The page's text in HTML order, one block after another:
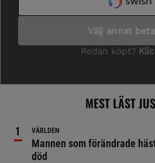
MEST LÄST
VÄRLDEN
Mannen som förändrade
död